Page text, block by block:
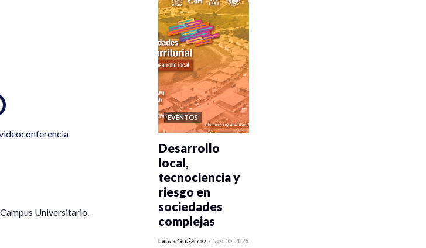
Universitario.
EVENTOS
0 veces compartido
Desarrollo
local,
tecnociencia y
riesgo en
sociedades
complejas
Laura Gutiérrez -Ago 05, 2026